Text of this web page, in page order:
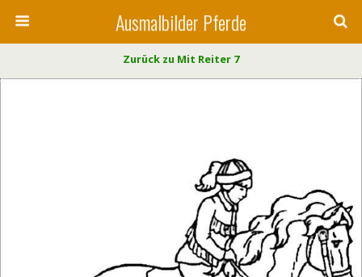
Ausmalbilder Pferde
Zurück zu Mit Reiter 7